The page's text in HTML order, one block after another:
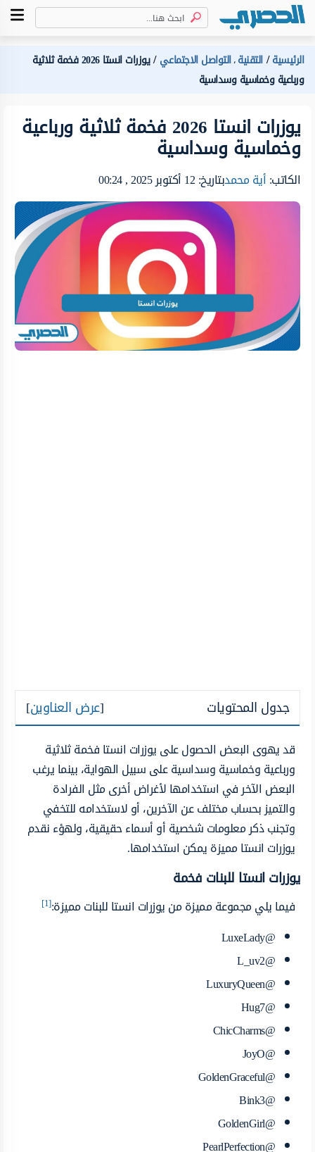
الرئيسية التقنية،التواصل الاجتماعي
يوزرات انستا 2026 فخمة ثلاثية
ورباعية وخماسية وسداسية
يوزرات انستا 2026 فخمة ثلاثية ورباعية
وخماسية وسداسية
الكاتب:أية محمدبتاريخ: 12 أكتوبر 2025 , 00:24
جدول المحتويات [عرض العناوين]
قد يهوى البعض الحصول على يوزرات انستا فخمة ثلاثية
ورباعية وخماسية وسداسية على سبيل الهواية، بينما يرغب
البعض الآخر في استخدامها لأغراض أخرى مثل الفرادة
والتميز بحساب مختلف عن الآخرين، أو لاستخدامه للتخفي
وتجنب ذكر معلومات شخصية أو أسماء حقيقية، ولهؤء نقدم
يوزرات انستا مميزة يمكن استخدامها.
يوزرات انستا للبنات فخمة
فيما يلي مجموعة مميزة من يوزرات انستا للبنات مميزة:[1]
@LuxeLady
@L_uv2
@LuxuryQueen
@Hug7
@ChicCharms
@JoyO
@GoldenGraceful
@Bink3
@GoldenGirl
@PearlPerfection